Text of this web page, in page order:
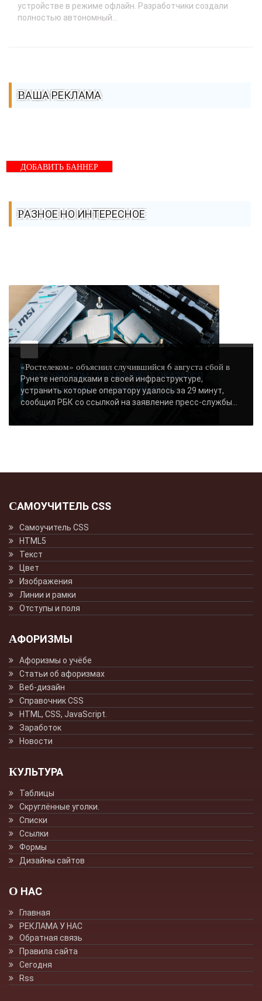
устройстве в режиме офлайн. Разработчики создали
полностью автономный...
ВАША РЕКЛАМА
ДОБАВИТЬ БАННЕР
РАЗНОЕ НО ИНТЕРЕСНОЕ
ВИНОВНИКОМ СБОЯ В РУНЕТЕ ОКАЗАЛСЯ
«РОСТЕЛЕКОМ» - «НОВОСТИ СЕТИ»..
«Ростелеком» объяснил случившийся 6 августа сбой в
Рунете неполадками в своей инфраструктуре,
устранить которые оператору удалось за 29 минут,
сообщил РБК со ссылкой на заявление пресс-службы...
САМОУЧИТЕЛЬ CSS
Самоучитель CSS
HTML5
Текст
Цвет
Изображения
Линии и рамки
Отступы и поля
АФОРИЗМЫ
Афоризмы о учёбе
Статьи об афоризмах
Веб-дизайн
Справочник CSS
HTML, CSS, JavaScript.
Заработок
Новости
КУЛЬТУРА
Таблицы
Скруглённые уголки.
Списки
Ссылки
Формы
Дизайны сайтов
О НАС
Главная
РЕКЛАМА У НАС
Обратная связь
Правила сайта
Сегодня
Rss